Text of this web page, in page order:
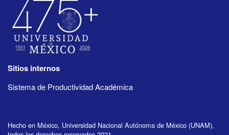
Sitios internos
Sistema de Productividad Académica
Hecho en México, Universidad Nacional Autónoma de México (UNAM),